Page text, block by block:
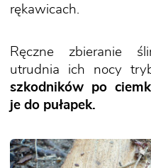
rękawicach.
Ręczne zbieranie
utrudnia ich nocy
szkodników po
je do pułapek.